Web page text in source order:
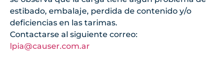
estibado, embalaje, perdida de contenido y/o
deficiencias en las tarimas.
Contactarse al siguiente correo:
lpia@causer.com.ar